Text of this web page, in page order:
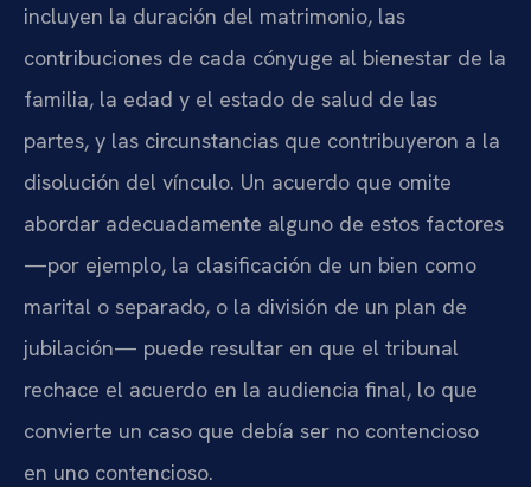
incluyen la duración del matrimonio, las
contribuciones de cada cónyuge al bienestar de la
familia, la edad y el estado de salud de las
partes, y las circunstancias que contribuyeron a la
disolución del vínculo. Un acuerdo que omite
abordar adecuadamente alguno de estos factores
—por ejemplo, la clasificación de un bien como
marital o separado, o la división de un plan de
jubilación— puede resultar en que el tribunal
rechace el acuerdo en la audiencia final, lo que
convierte un caso que debía ser no contencioso
en uno contencioso.